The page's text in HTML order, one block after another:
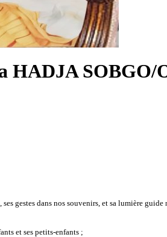
HADJA
gestes dans nos souvenirs, et sa lumière guide
et ses petits-enfants ;